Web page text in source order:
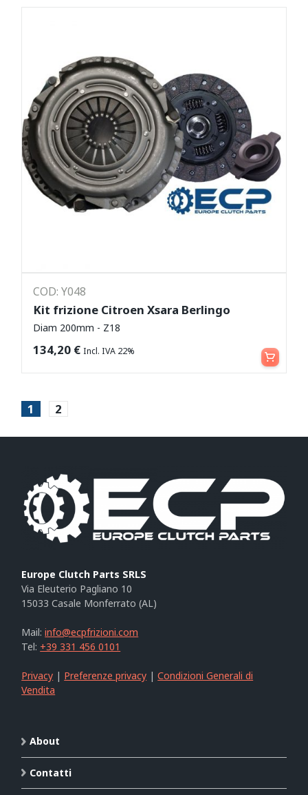
COD: Y048
Kit frizione Citroen Xsara Berlingo
Diam 200mm - Z18
134,20 € Incl. IVA 22% Aggiungi al carrello
1 2
Europe Clutch Parts SRLS
Via Eleuterio Pagliano 10
15033 Casale Monferrato (AL)
Mail:info@ecpfrizioni.com
Tel: +39 331 456 0101
Privacy | Preferenze privacy |Condizioni Generali di
Vendita
About
Contatti